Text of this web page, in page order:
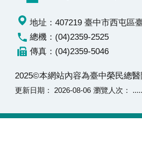
地址：407219 臺中市西屯區
總機：(04)2359-2525
傳真：(04)2359-5046
2025©本網站內容為臺中榮民總
更新日期 2026-08-06 瀏覽人次